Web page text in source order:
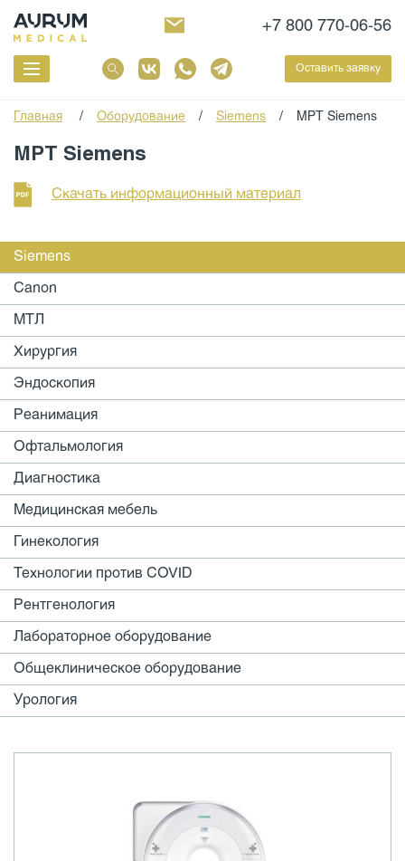
+7 800 770-06-56
Оставить заявку
Главная / Оборудование / Siemens / МРТ Siemens
МРТ Siemens
Скачать информационный материал
Siemens
Canon
МТЛ
Хирургия
Эндоскопия
Реанимация
Офтальмология
Диагностика
Медицинская мебель
Гинекология
Технологии против COVID
Рентгенология
Лабораторное оборудование
Общеклиническое оборудование
Урология